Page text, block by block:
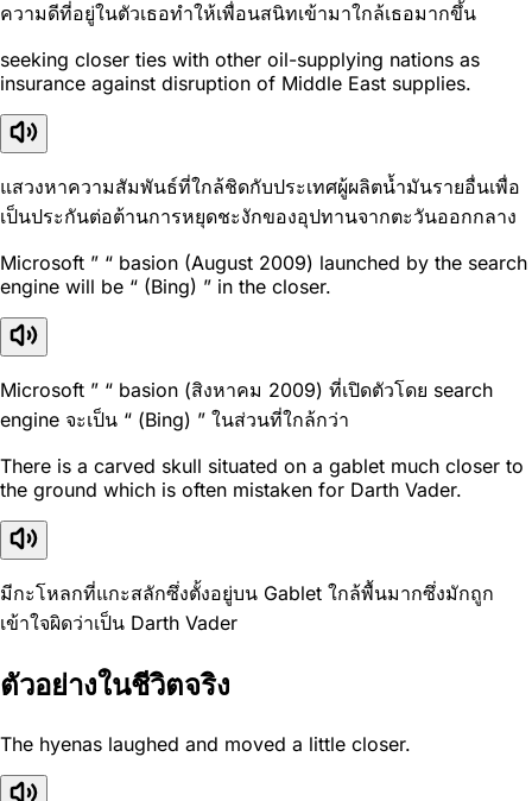
ความดีที่อยู่ในตัวเธอทำให้เพื่อนสนิทเข้ามาใกล้เธอมากขึ้น
seeking closer ties with other oil-supplying nations as
insurance against disruption of Middle East supplies.
แสวงหาความสัมพันธ์ที่ใกล้ชิดกับประเทศผู้ผลิตน้ำมันรายอื่นเพื่อ
เป็นประกันต่อต้านการหยุดชะงักของอุปทานจากตะวันออกกลาง
Microsoft ” “ basion (August 2009) launched by the search
engine will be “ (Bing) ” in the closer.
Microsoft ” “ basion (สิงหาคม 2009) ที่เปิดตัวโดย search
engine จะเป็น “ (Bing) ” ในส่วนที่ใกล้กว่า
There is a carved skull situated on a gablet much closer to
the ground which is often mistaken for Darth Vader.
มีกะโหลกที่แกะสลักซึ่งตั้งอยู่บน Gablet ใกล้พื้นมากซึ่งมักถูก
เข้าใจผิดว่าเป็น Darth Vader
ตัวอย่างในชีวิตจริง
The hyenas laughed and moved a little closer.